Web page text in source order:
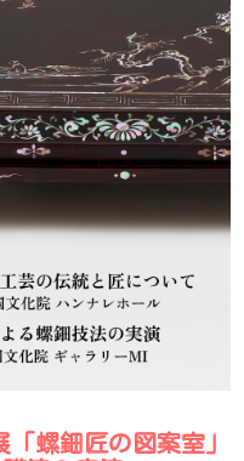
螺鈿匠の図案室」